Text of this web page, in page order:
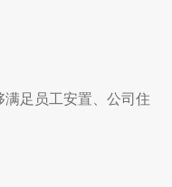
足员工安置、公司住